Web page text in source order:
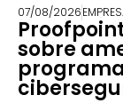
07/08/2026
sobre